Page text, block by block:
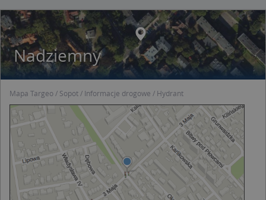
Nadziemny
Mapa Targeo Sopot Informacje drogowe Hydrant